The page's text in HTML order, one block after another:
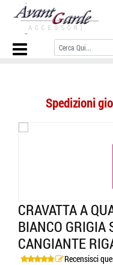
Home Page/CRAVATTE/
bianco grigio lilla seta silk
Spedizioni
CRAVATTA A
BIANCO GRIGIA
CANGIANTE
Recensisci